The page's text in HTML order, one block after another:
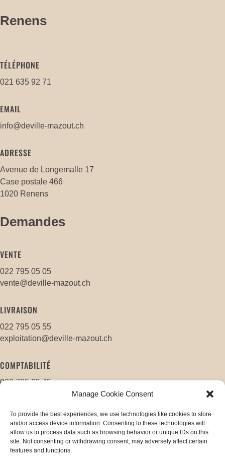
Manage Cookie Consent
To provide the best experiences, we use technologies like cookies to store
and/or access device information. Consenting to these technologies will
allow us to process data such as browsing behavior or unique IDs on this
site. Not consenting or withdrawing consent, may adversely affect certain
features and functions.
Renens
TÉLÉPHONE
021 635 92 71
EMAIL
info@deville-mazout.ch
ADRESSE
Avenue de Longemalle 17
Case postale 466
1020 Renens
Demandes
VENTE
022 795 05 05
vente@deville-mazout.ch
LIVRAISON
022 795 05 55
exploitation@deville-mazout.ch
COMPTABILITÉ
022 795 05 45
compta@deville-mazout.ch
©2025 – Deville-mazout SA
Déclaration de protection des données–
Conditions générales de ventes